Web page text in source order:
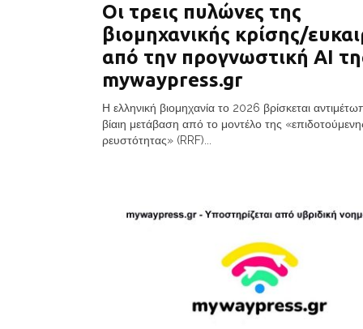
Οι τρεις πυλώνες της
βιομηχανικής κρίσης/
από την προγνωστική AI
mywaypress.gr
Η ελληνική βιομηχανία το 2026 βρίσκεται
βίαιη μετάβαση από το μοντέλο της
ρευστότητας» (RRF)...